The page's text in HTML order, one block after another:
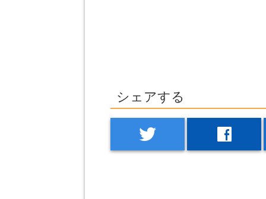
シェアする
twitter facebook